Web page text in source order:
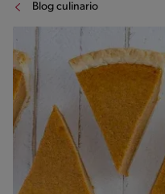
Blog culinario